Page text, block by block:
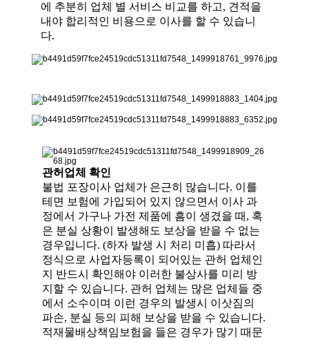
에 추분히 업체 별 서비스 비교를 하고, 견적을
내야 합리적인 비용으로 이사를 할 수 있습니
다.
관허업체 확인
불법 포장이사 업체가 은근히 많습니다. 이를
테면 보험에 가입되어 있지 않으면서 이사 과
정에서 가구나 가전 제품에 흠이 생겼을 때, 혹
은 분실 상황이 발생해도 보상을 받을 수 없는
경우입니다. (하자 발생 시 처리 미흡) 따라서
정식으로 사업자등록이 되어있는 관허 업체인
지 반드시 확인해야 이러한 불상사를 미리 방
지할 수 있습니다. 관허 업체는 많은 업체들 중
에서 소수이며 이런 경우의 발생시 이삿짐의
파손, 분실 등의 피해 보상을 받을 수 있습니다.
적재물배상책임보험을 들은 경우가 많기 때문